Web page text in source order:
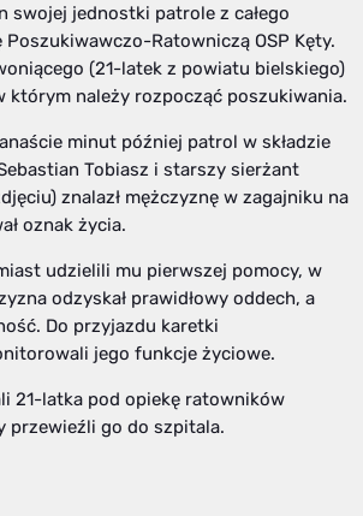
swojej jednostki patrole z całego
Ratowniczą OSP Kęty.
(21-latek z powiatu bielskiego)
którym należy rozpocząć poszukiwania.
minut później patrol w składzie
Tobiasz i starszy sierżant
znalazł mężczyznę w zagajniku na
oznak życia.
udzielili mu pierwszej pomocy, w
odzyskał prawidłowy oddech, a
Do przyjazdu karetki
jego funkcje życiowe.
21-latka pod opiekę ratowników
przewieźli go do szpitala.